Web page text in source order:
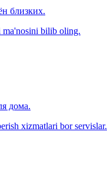
близких.
bilib oling.
дома.
xizmatlari bor servislar.